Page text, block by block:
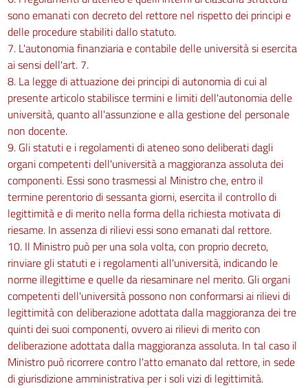
sono emanati con decreto del rettore nel rispetto dei principi e
delle procedure stabiliti dallo statuto.
7. L'autonomia finanziaria e contabile delle università si esercita
ai sensi dell'art. 7.
8. La legge di attuazione dei principi di autonomia di cui al
presente articolo stabilisce termini e limiti dell'autonomia delle
università, quanto all'assunzione e alla gestione del personale
non docente.
9. Gli statuti e i regolamenti di ateneo sono deliberati dagli
organi competenti dell'università a maggioranza assoluta dei
componenti. Essi sono trasmessi al Ministro che, entro il
termine perentorio di sessanta giorni, esercita il controllo di
legittimità e di merito nella forma della richiesta motivata di
riesame. In assenza di rilievi essi sono emanati dal rettore.
10. Il Ministro può per una sola volta, con proprio decreto,
rinviare gli statuti e i regolamenti all'università, indicando le
norme illegittime e quelle da riesaminare nel merito. Gli organi
competenti dell'università possono non conformarsi ai rilievi di
legittimità con deliberazione adottata dalla maggioranza dei tre
quinti dei suoi componenti, ovvero ai rilievi di merito con
deliberazione adottata dalla maggioranza assoluta. In tal caso il
Ministro può ricorrere contro l'atto emanato dal rettore, in sede
di giurisdizione amministrativa per i soli vizi di legittimità.